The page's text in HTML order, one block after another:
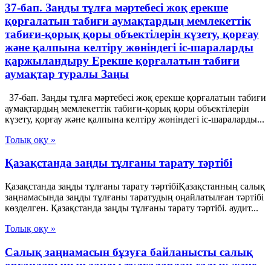
37-бап. Заңды тұлға мәртебесi жоқ ерекше
қорғалатын табиғи аумақтардың мемлекеттiк
табиғи-қорық қоры объектiлерiн күзету, қорғау
және қалпына келтiру жөнiндегi iс-шараларды
қаржыландыру Ерекше қорғалатын табиғи
аумақтар туралы Заңы
37-бап. Заңды тұлға мәртебесi жоқ ерекше қорғалатын табиғи
аумақтардың мемлекеттiк табиғи-қорық қоры объектiлерiн
күзету, қорғау және қалпына келтiру жөнiндегi iс-шараларды...
Толық оқу »
Қазақстанда заңды тұлғаны тарату тәртібі
Қазақстанда заңды тұлғаны тарату тәртібіҚазақстанның салық
заңнамасында заңды тұлғаны таратудың оңайлатылған тәртібі
көзделген. Қазақстанда заңды тұлғаны тарату тәртібі. аудит...
Толық оқу »
Салық заңнамасын бұзуға байланысты салық